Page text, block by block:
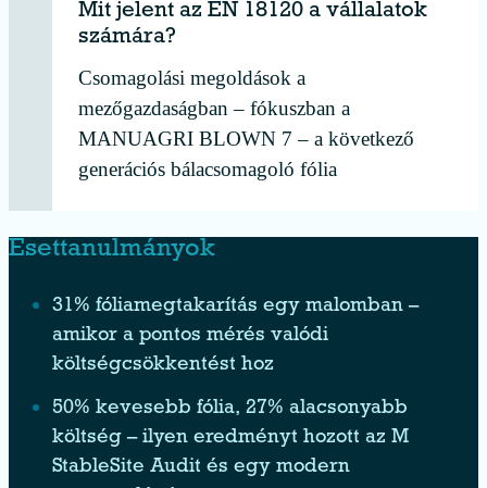
Mit jelent az EN 18120 a vállalatok
számára?
Csomagolási megoldások a
mezőgazdaságban – fókuszban a
MANUAGRI BLOWN 7 – a következő
generációs bálacsomagoló fólia
Esettanulmányok
31% fóliamegtakarítás egy malomban –
amikor a pontos mérés valódi
költségcsökkentést hoz
50% kevesebb fólia, 27% alacsonyabb
költség – ilyen eredményt hozott az M
StableSite Audit és egy modern